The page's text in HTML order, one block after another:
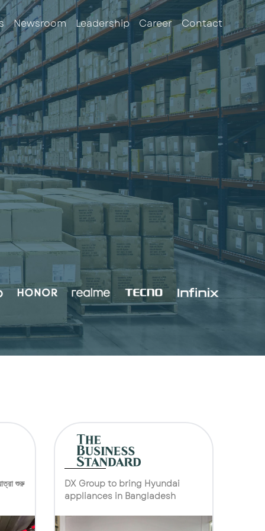
Newsroom Leadership Career Contact
শুরু
DX Group to bring Hyundai
appliances in Bangladesh